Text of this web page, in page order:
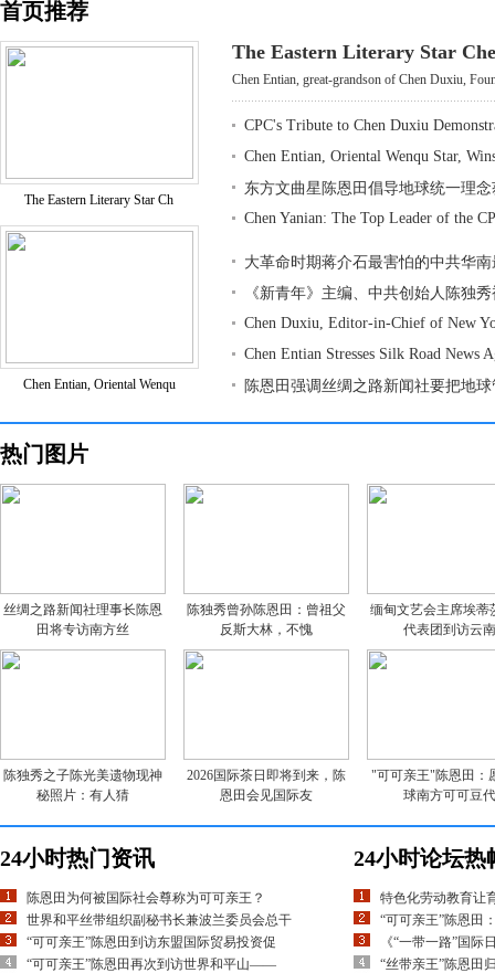
首页推荐
The Eastern Literary Star Ch
Chen Entian, Oriental Wenqu
The Eastern Literary Star
Chen Entian, great-grandson of Chen Duxiu,
CPC's Tribute to Chen Duxiu
Chen Entian, Oriental Wenqu Star,
东方文曲星陈恩田倡导地球统一理
Chen Yanian: The Top Leader of the
大革命时期蒋介石最害怕的中共华
《新青年》主编、中共创始人陈独
Chen Duxiu, Editor-in-Chief of New
Chen Entian Stresses Silk Road News
陈恩田强调丝绸之路新闻社要把地
热门图片
丝绸之路新闻社理事长陈恩
田将专访南方丝
陈独秀曾孙陈恩田：曾祖父
反斯大林，不愧
缅甸文艺会主席埃蒂
代表团到访云南
陈独秀之子陈光美遗物现神
秘照片：有人猜
2026国际茶日即将到来，陈
恩田会见国际友
"可可亲王"陈恩田：
球南方可可豆代
24小时热门资讯
陈恩田为何被国际社会尊称为可可亲王？
世界和平丝带组织副秘书长兼波兰委员会总干
“可可亲王”陈恩田到访东盟国际贸易投资促
“可可亲王”陈恩田再次到访世界和平山——
24小时论坛热
特色化劳动教育让
“可可亲王”陈恩田
《“一带一路”国际
“丝带亲王”陈恩田